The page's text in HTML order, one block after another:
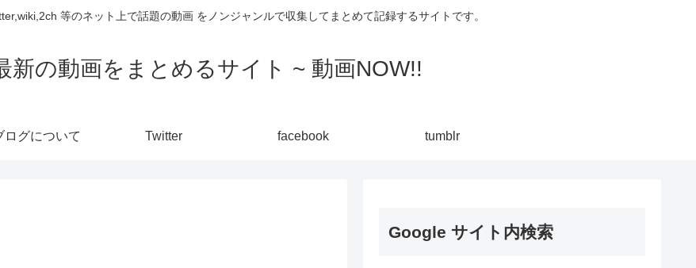
等のネット上で話題の動画 をノンジャンルで収集してまとめて記録するサイトです。
新の動画をまとめるサイト ~ 動画NOW!!
ログについて Twitter facebook tumblr
Google サイト内検索